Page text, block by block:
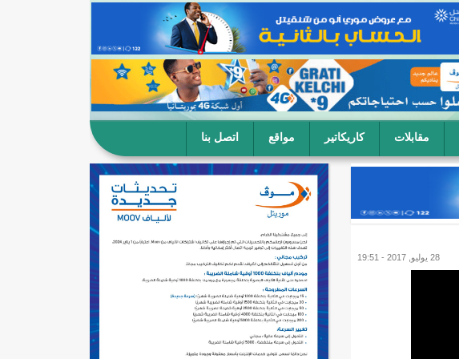
مقابلات كاريكاتير مواقع اتصل بنا
28 يوليو, 2017 - 19:51